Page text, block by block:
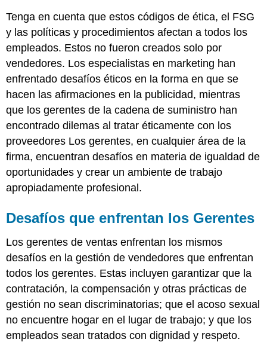
Tenga en cuenta que estos códigos de ética, el FSG
y las políticas y procedimientos afectan a todos los
empleados. Estos no fueron creados solo por
vendedores. Los especialistas en marketing han
enfrentado desafíos éticos en la forma en que se
hacen las afirmaciones en la publicidad, mientras
que los gerentes de la cadena de suministro han
encontrado dilemas al tratar éticamente con los
proveedores Los gerentes, en cualquier área de la
firma, encuentran desafíos en materia de igualdad de
oportunidades y crear un ambiente de trabajo
apropiadamente profesional.
Desafíos que enfrentan los Gerentes
Los gerentes de ventas enfrentan los mismos
desafíos en la gestión de vendedores que enfrentan
todos los gerentes. Estas incluyen garantizar que la
contratación, la compensación y otras prácticas de
gestión no sean discriminatorias; que el acoso sexual
no encuentre hogar en el lugar de trabajo; y que los
empleados sean tratados con dignidad y respeto.